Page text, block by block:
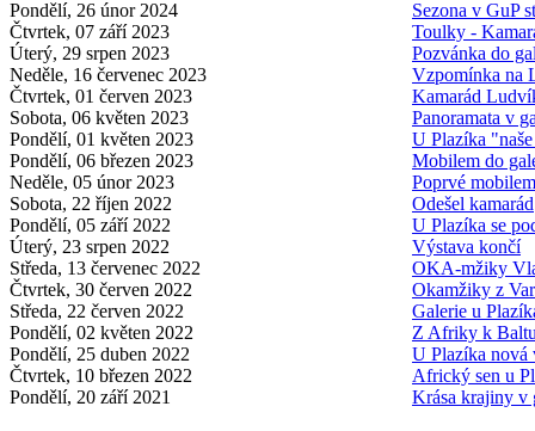
Pondělí, 26 únor 2024
Sezona v GuP
Čtvrtek, 07 září 2023
Toulky -
Úterý, 29 srpen 2023
Pozvánka do
Neděle, 16 červenec 2023
Vzpomínka na
Čtvrtek, 01 červen 2023
Kamarád
Sobota, 06 květen 2023
Panoramata v
Pondělí, 01 květen 2023
U Plazíka
Pondělí, 06 březen 2023
Mobilem do
Neděle, 05 únor 2023
Poprvé mobilem
Sobota, 22 říjen 2022
Odešel kamarád
Pondělí, 05 září 2022
U Plazíka se
Úterý, 23 srpen 2022
Výstava končí
Středa, 13 červenec 2022
OKA-mžiky
Čtvrtek, 30 červen 2022
Okamžiky z
Středa, 22 červen 2022
Galerie u
Pondělí, 02 květen 2022
Z Afriky k
Pondělí, 25 duben 2022
U Plazíka nová
Čtvrtek, 10 březen 2022
Africký sen u
Pondělí, 20 září 2021
Krása krajiny v